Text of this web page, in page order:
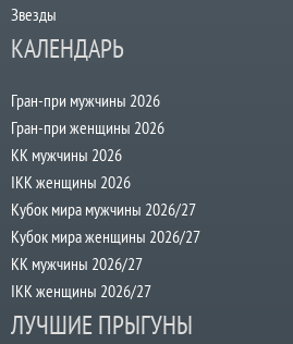
Звезды
КАЛЕНДАРЬ
Гран-при мужчины 2026
Гран-при женщины 2026
КК мужчины 2026
IKK женщины 2026
Кубок мира мужчины 2026/27
Кубок мира женщины 2026/27
КК мужчины 2026/27
IKK женщины 2026/27
ЛУЧШИЕ ПРЫГУНЫ